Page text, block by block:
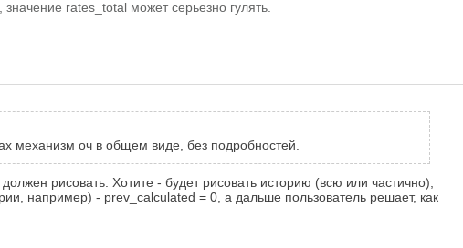
rates_total может серьезно гулять.
механизм оч в общем виде, без подробностей.
рисовать. Хотите - будет рисовать историю (всю или частично),
например) - prev_calculated = 0, а дальше пользователь решает, как